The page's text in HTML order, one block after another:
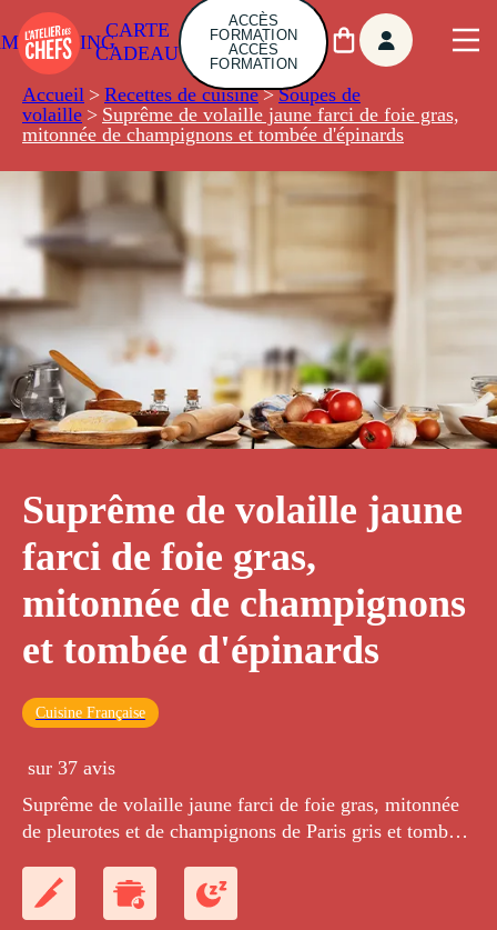
CARTE
CADEAU
ACCÈS
FORMATION
ACCÈS
FORMATION
Accueil > Recettes de cuisine > Soupes de
volaille > Suprême de volaille jaune farci de foie gras,
mitonnée de champignons et tombée d'épinards
Suprême de volaille jaune
farci de foie gras,
mitonnée de champignons
et tombée d'épinards
Cuisine Française
sur 37 avis
Suprême de volaille jaune farci de foie gras, mitonnée
de pleurotes et de champignons de Paris gris et tombée